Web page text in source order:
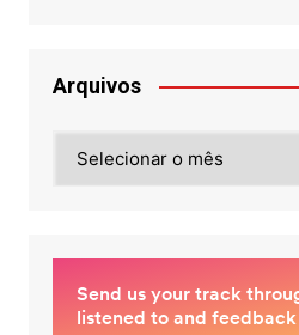
Arquivos